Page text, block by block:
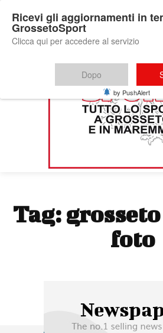
Tag:
foto
Ricevi gli aggiornamenti in
GrossetoSport
Clicca qui per accedere al servizio
Dopo
by PushAlert